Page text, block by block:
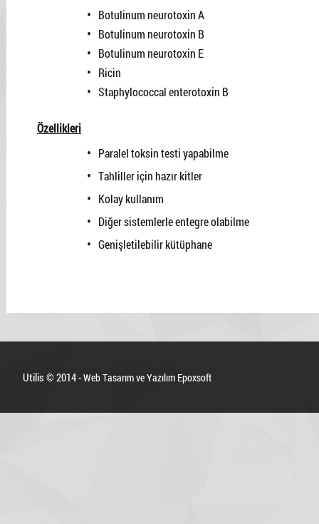
Botulinum neurotoxin A
Botulinum neurotoxin B
Botulinum neurotoxin E
Ricin
Staphylococcal enterotoxin B
Özellikleri
Paralel toksin testi yapabilme
Tahliller için hazır kitler
Kolay kullanım
Diğer sistemlerle entegre olabilme
Genişletilebilir kütüphane
Utilis © 2014 -Web Tasarım ve Yazılım Epoxsoft